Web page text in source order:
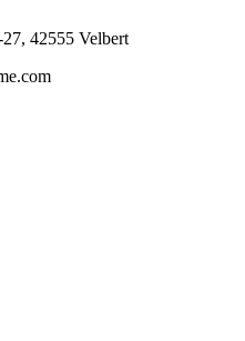
27, 42555 Velbert